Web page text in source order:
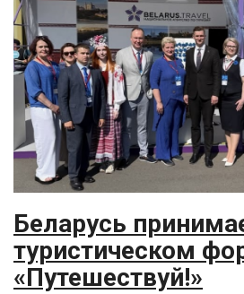
Беларусь
туристическом
«Путешествуй!»